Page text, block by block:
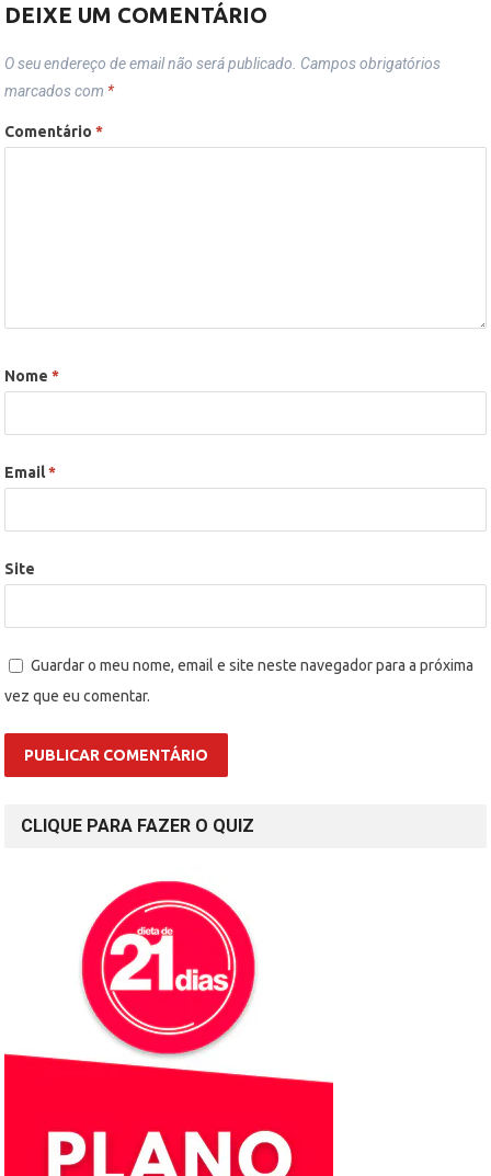
DEIXE UM COMENTÁRIO
O seu endereço de email não será publicado. Campos obrigatórios
marcados com *
Comentário*
Nome*
Email*
Site
Guardar o meu nome, email e site neste navegador para a próxima
vez que eu comentar.
CLIQUE PARA FAZER O QUIZ